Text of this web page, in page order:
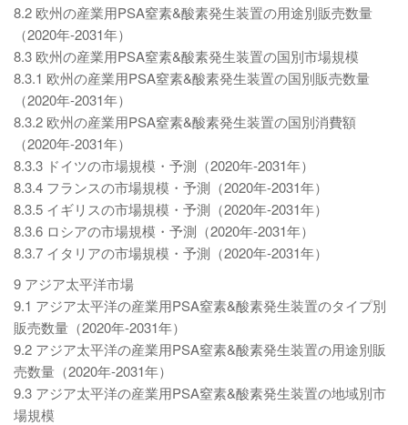
8.2 欧州の産業用PSA窒素&酸素発生装置の用途別販売数量
（2020年-2031年）
8.3 欧州の産業用PSA窒素&酸素発生装置の国別市場規模
8.3.1 欧州の産業用PSA窒素&酸素発生装置の国別販売数量
（2020年-2031年）
8.3.2 欧州の産業用PSA窒素&酸素発生装置の国別消費額
（2020年-2031年）
8.3.3 ドイツの市場規模・予測（2020年-2031年）
8.3.4 フランスの市場規模・予測（2020年-2031年）
8.3.5 イギリスの市場規模・予測（2020年-2031年）
8.3.6 ロシアの市場規模・予測（2020年-2031年）
8.3.7 イタリアの市場規模・予測（2020年-2031年）
9 アジア太平洋市場
9.1 アジア太平洋の産業用PSA窒素&酸素発生装置のタイプ別
販売数量（2020年-2031年）
9.2 アジア太平洋の産業用PSA窒素&酸素発生装置の用途別販
売数量（2020年-2031年）
9.3 アジア太平洋の産業用PSA窒素&酸素発生装置の地域別市
場規模